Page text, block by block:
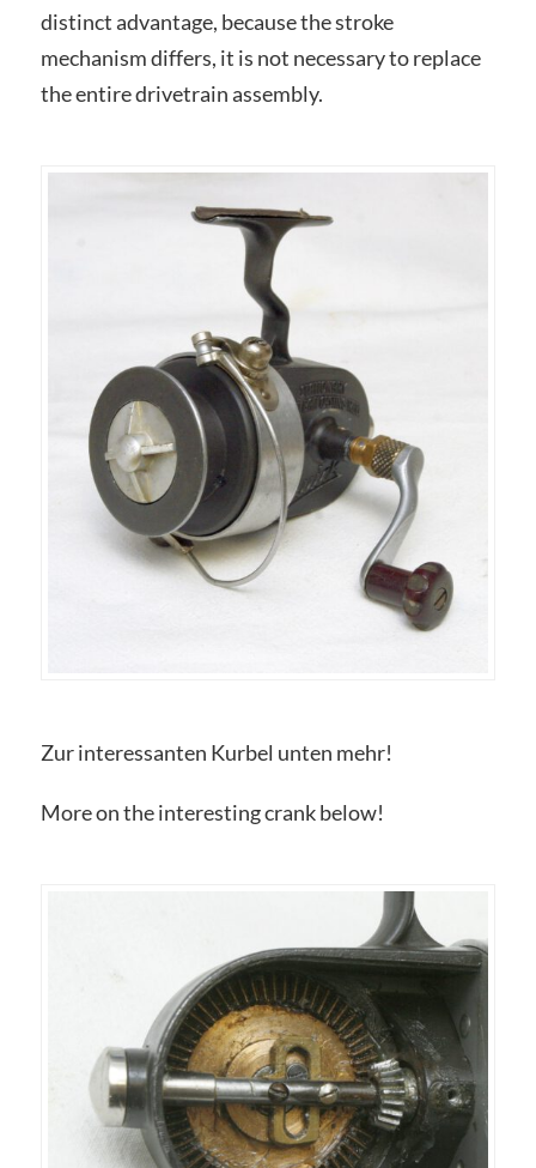
distinct advantage, because the stroke
mechanism differs, it is not necessary to replace
the entire drivetrain assembly.
Zur interessanten Kurbel unten mehr!
More on the interesting crank below!